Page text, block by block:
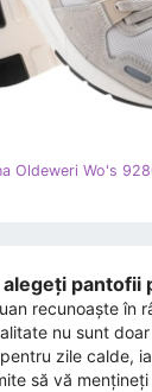
alegeți pantofii
recunoaște în
nu sunt
zile calde,
să vă